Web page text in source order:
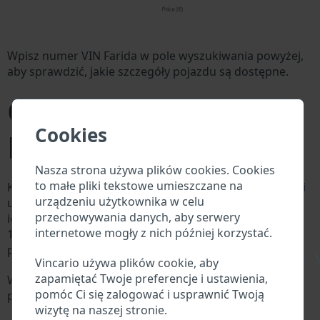
Cookies
Nasza strona używa plików cookies. Cookies
to małe pliki tekstowe umieszczane na
urządzeniu użytkownika w celu
przechowywania danych, aby serwery
internetowe mogły z nich później korzystać.
Vincario używa plików cookie, aby
zapamiętać Twoje preferencje i ustawienia,
pomóc Ci się zalogować i usprawnić Twoją
wizytę na naszej stronie.
Wpisz numer VIN Farida w pole wyszukiwania powyżej,
aby sprawdzić, jakie szczegóły pojazdu są dostępne.
Co to jest numer VIN
Farida?
Każdy producent Farida przypisuje każdemu pojazdowi
unikalny identyfikator zwany numerem
identyfikacyjnym pojazdu (VIN). Numer VIN składa się z
17 cyfr i składa się z liter i cyfr zawierających
podstawowe informacje o pojeździe.
Wszystkie bazy danych w branży motoryzacyjnej
przeszukują VIN:
Baza danych producenta Farida